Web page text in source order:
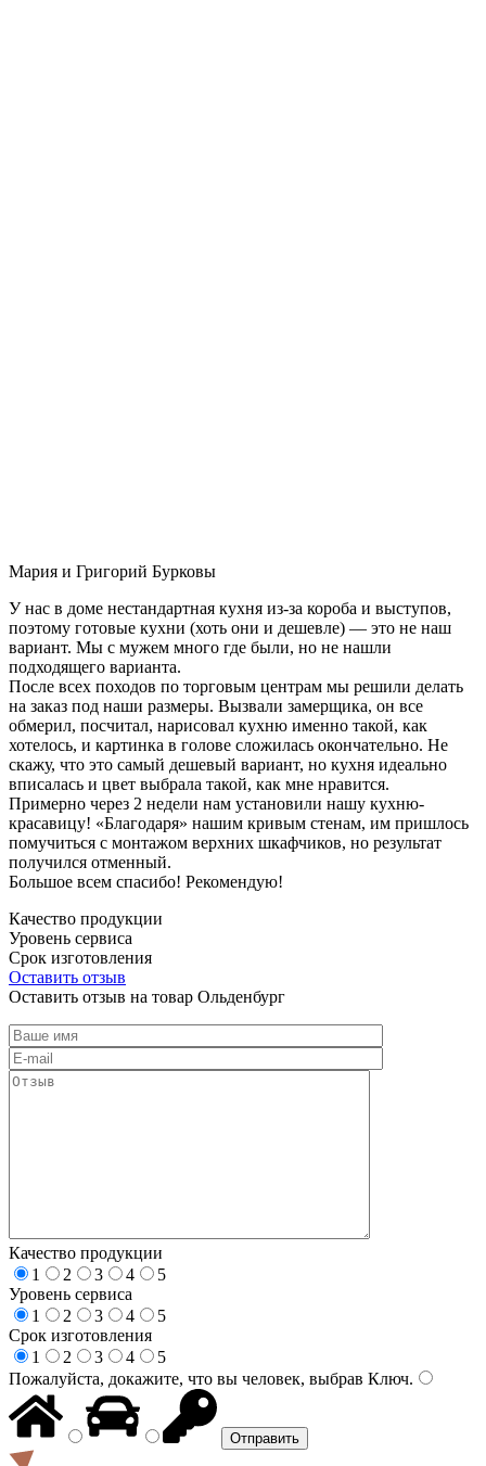
Мария и Григорий Бурковы
У нас в доме нестандартная кухня из-за короба и выступов,
поэтому готовые кухни (хоть они и дешевле) — это не наш
вариант. Мы с мужем много где были, но не нашли
подходящего варианта.
После всех походов по торговым центрам мы решили делать
на заказ под наши размеры. Вызвали замерщика, он все
обмерил, посчитал, нарисовал кухню именно такой, как
хотелось, и картинка в голове сложилась окончательно. Не
скажу, что это самый дешевый вариант, но кухня идеально
вписалась и цвет выбрала такой, как мне нравится.
Примерно через 2 недели нам установили нашу кухню-
красавицу! «Благодаря» нашим кривым стенам, им пришлось
помучиться с монтажом верхних шкафчиков, но результат
получился отменный.
Большое всем спасибо! Рекомендую!
Качество продукции
Уровень сервиса
Срок изготовления
Оставить отзыв
Оставить отзыв на товар Ольденбург
Качество продукции
1
2 3 4
5
Уровень сервиса
1
2 3 4
5
Срок изготовления
1
2 3 4
5
Пожалуйста, докажите, что вы человек, выбрав Ключ.